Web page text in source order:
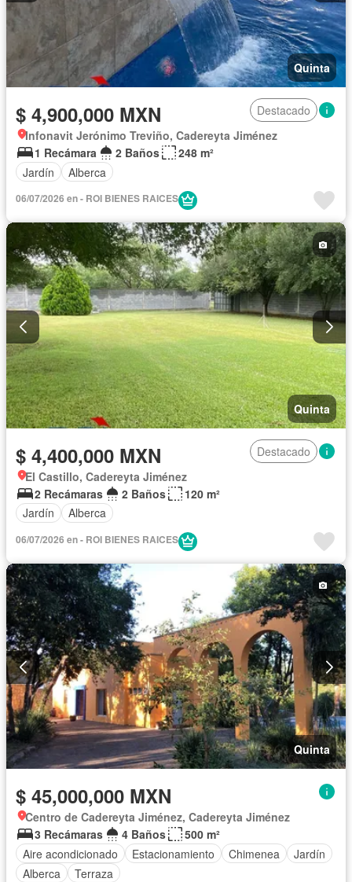
Quinta
$ 4,900,000 MXN
Destacado
Infonavit Jerónimo Treviño, Cadereyta Jiménez
1 Recámara
2 Baños
248 m²
Jardín
Alberca
06/07/2026 en - ROI BIENES RAICES
Quinta
$ 4,400,000 MXN
Destacado
El Castillo, Cadereyta Jiménez
2 Recámaras
2 Baños
120 m²
Jardín
Alberca
06/07/2026 en - ROI BIENES RAICES
Quinta
$ 45,000,000 MXN
Centro de Cadereyta Jiménez, Cadereyta Jiménez
3 Recámaras
4 Baños
500 m²
Aire acondicionado
Estacionamiento Chimenea
Jardín
Alberca
Terraza